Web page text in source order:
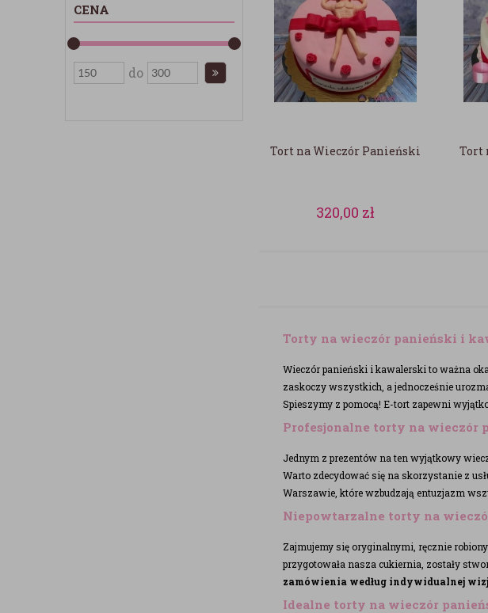
CENA
do
Tort na Wieczór Panieński
320,00 zł
Tort
Torty na wieczór panieński i
Wieczór panieński i kawalerski to ważna
zaskoczy wszystkich, a jednocześnie
Spieszymy z pomocą! E-tort zapewni
Profesjonalne torty na wieczór
Jednym z prezentów na ten wyjątkowy
Warto zdecydować się na skorzystanie z
Warszawie, które wzbudzają entuzjazm
Niepowtarzalne torty na
Zajmujemy się oryginalnymi, ręcznie
przygotowała nasza cukiernia, zostały
zamówienia według indywidualnej
Idealne torty na wieczór